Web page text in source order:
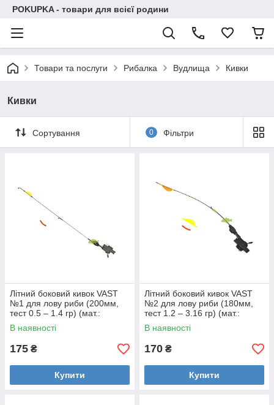
POKUPKA - товари для всієї родини
Товари та послуги Рибалка Вудлища Кивки
Кивки
Сортування 0 Фільтри
Літний боковий кивок VAST
№1 для лову риби (200мм,
тест 0.5 – 1.4 гр) (мат.:
метал)
В наявності
175 ₴
Купити
Літний боковий кивок VAST
№2 для лову риби (180мм,
тест 1.2 – 3.16 гр) (мат.:
лавсан)
В наявності
170 ₴
Купити